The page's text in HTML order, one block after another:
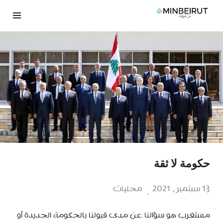
انتقل
حكومة لا ثقة
13 سبتمبر، 2021 محليات
مستغرب هو سؤالنا عن مدى قبولنا بالحكومة الجديدة أو